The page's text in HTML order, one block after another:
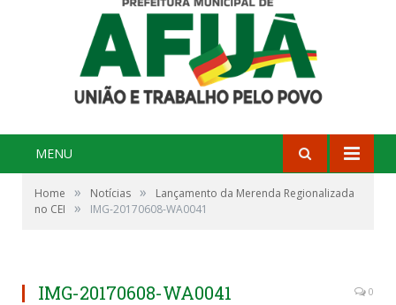
MENU
Home » Notícias »
Lançamento da Merenda Regionalizada
no CEI
» IMG-20170608-WA0041
IMG-20170608-WA0041 0